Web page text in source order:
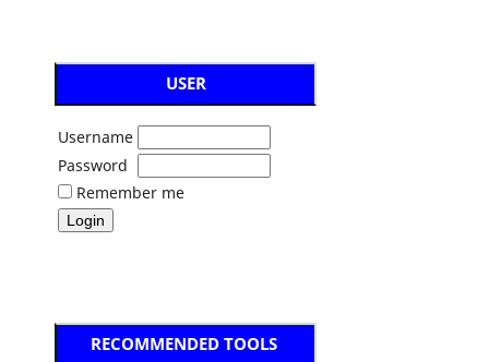
USER
Username
Password
Remember me
RECOMMENDED TOOLS